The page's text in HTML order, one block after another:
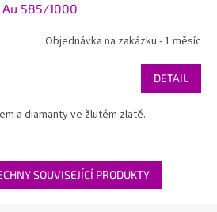
Au 585/1000
Objednávka na zakázku - 1 měsíc
DETAIL
a diamanty ve žlutém zlatě.
SOUVISEJÍCÍ PRODUKTY